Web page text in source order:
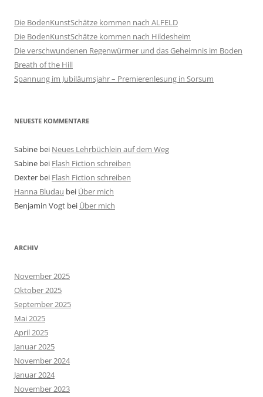
Die BodenKunstSchätze kommen nach ALFELD
Die BodenKunstSchätze kommen nach Hildesheim
Die verschwundenen Regenwürmer und das Geheimnis im Boden
Breath of the Hill
Spannung im Jubiläumsjahr – Premierenlesung in Sorsum
NEUESTE KOMMENTARE
Sabine bei Neues Lehrbüchlein auf dem Weg
Sabine bei Flash Fiction schreiben
Dexter bei Flash Fiction schreiben
Hanna Bludau bei Über mich
Benjamin Vogt bei Über mich
ARCHIV
November 2025
Oktober 2025
September 2025
Mai 2025
April 2025
Januar 2025
November 2024
Januar 2024
November 2023